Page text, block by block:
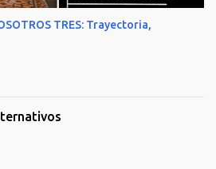
TRES: Trayectoria,